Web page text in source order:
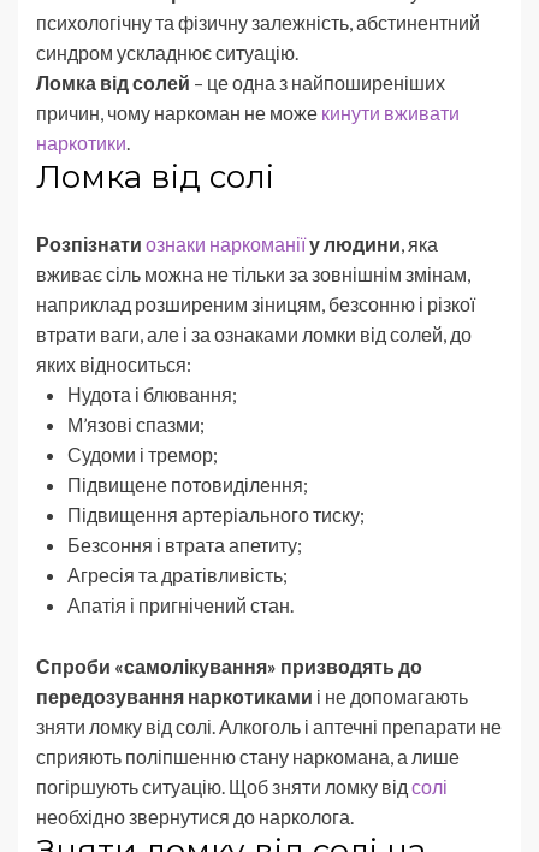
психологічну та фізичну залежність, абстинентний
синдром ускладнює ситуацію.
Ломка від солей – це одна з найпоширеніших
причин, чому наркоман не може кинути вживати
наркотики
Ломка від солі
Розпізнати ознаки наркоманіїу людини , яка
вживає сіль можна не тільки за зовнішнім змінам,
наприклад розширеним зіницям, безсонню і різкої
втрати ваги, але і за ознаками ломки від солей, до
яких відноситься:
Нудота і блювання;
М’язові спазми;
Судоми і тремор;
Підвищене потовиділення;
Підвищення артеріального тиску;
Безсоння і втрата апетиту;
Агресія та дратівливість;
Апатія і пригнічений стан.
Спроби «самолікування» призводять до
передозування наркотиками і не допомагають
зняти ломку від солі. Алкоголь і аптечні препарати не
сприяють поліпшенню стану наркомана, а лише
погіршують ситуацію. Щоб зняти ломку від солі
необхідно звернутися до нарколога.